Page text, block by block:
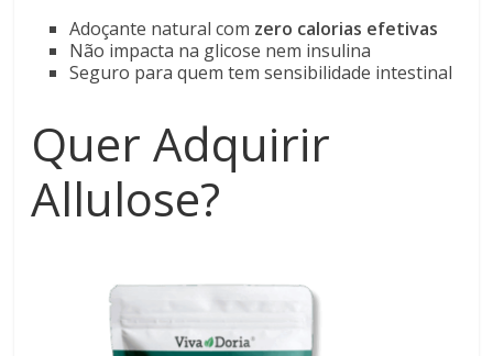
Adoçante natural com zero calorias efetivas
Não impacta na glicose nem insulina
Seguro para quem tem sensibilidade intestinal
Quer Adquirir
Allulose?